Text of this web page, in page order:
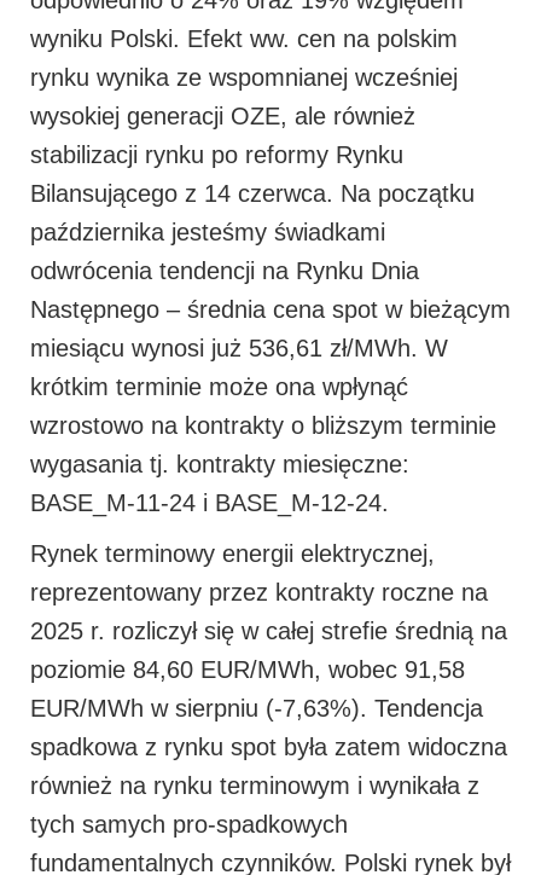
wyniku Polski. Efekt ww. cen na polskim
rynku wynika ze wspomnianej wcześniej
wysokiej generacji OZE, ale również
stabilizacji rynku po reformy Rynku
Bilansującego z 14 czerwca. Na początku
października jesteśmy świadkami
odwrócenia tendencji na Rynku Dnia
Następnego – średnia cena spot w bieżącym
miesiącu wynosi już 536,61 zł/MWh. W
krótkim terminie może ona wpłynąć
wzrostowo na kontrakty o bliższym terminie
wygasania tj. kontrakty miesięczne:
BASE_M-11-24 i BASE_M-12-24.
Rynek terminowy energii elektrycznej,
reprezentowany przez kontrakty roczne na
2025 r. rozliczył się w całej strefie średnią na
poziomie 84,60 EUR/MWh, wobec 91,58
EUR/MWh w sierpniu (-7,63%). Tendencja
spadkowa z rynku spot była zatem widoczna
również na rynku terminowym i wynikała z
tych samych pro-spadkowych
fundamentalnych czynników. Polski rynek był